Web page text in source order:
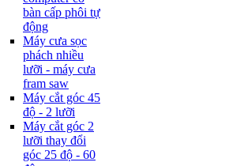
bàn cấp phôi tự
động
Máy cưa sọc
phách nhiều
lưỡi - máy cưa
fram saw
Máy cắt góc 45
độ - 2 lưỡi
Máy cắt góc 2
lưỡi thay đổi
góc 25 độ - 60